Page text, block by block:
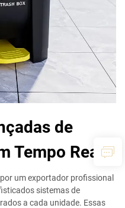
de
Tempo Real
um exportador profissional
sistemas de
a cada unidade. Essas